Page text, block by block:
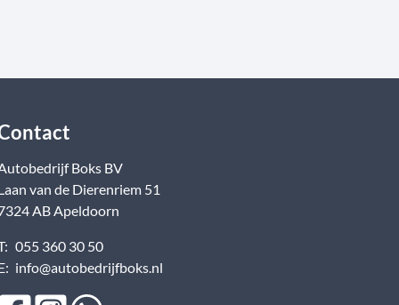
Boks BV
van de Dierenriem 51
ABApeldoorn
055 360 30 50
info@autobedrijfboks.nl